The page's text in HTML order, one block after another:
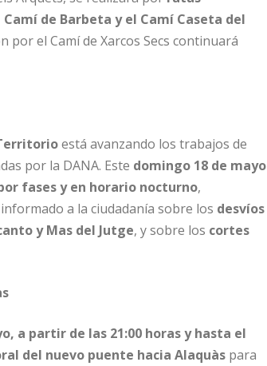
de Barbeta y el Camí Caseta del
por el Camí de Xarcos Secs continuará
está avanzando los trabajos de
por la DANA. Este domingo 18 de mayo
fases y en horario nocturno,
a la ciudadanía sobre los desvíos
y Mas del Jutge, y sobre los cortes
a partir de las 21:00 horas y hasta el
del nuevo puente hacia Alaquàs para